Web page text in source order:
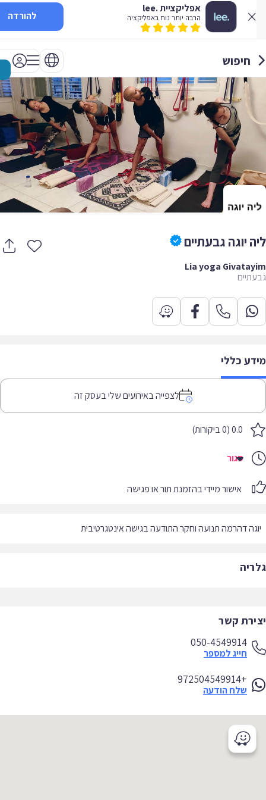
אפליקציית .lee
הרבה יותר נוח באפליקציה להורדה
חיפוש
יוגה גבעתיים
Lia yoga
כללי
לצפייה באירועים שלי בעסק זה
0.0 (0 ביקורות)
סגור
אישור מיידי בהזמנת תור או פגישה
דהרמה תנועה וחקר התודעה בגישה אינטגרטיבית
קשר
050-4549914
חייג למספר
+972504549914
שלח הודעה